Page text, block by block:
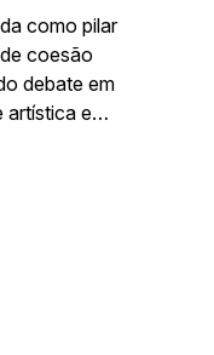
como pilar
coesão
debate em
artística e
com os
pelo